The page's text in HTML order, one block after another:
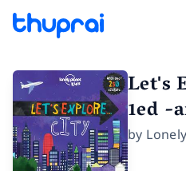
Let's
1ed -
by